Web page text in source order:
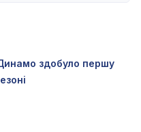
здобуло першу